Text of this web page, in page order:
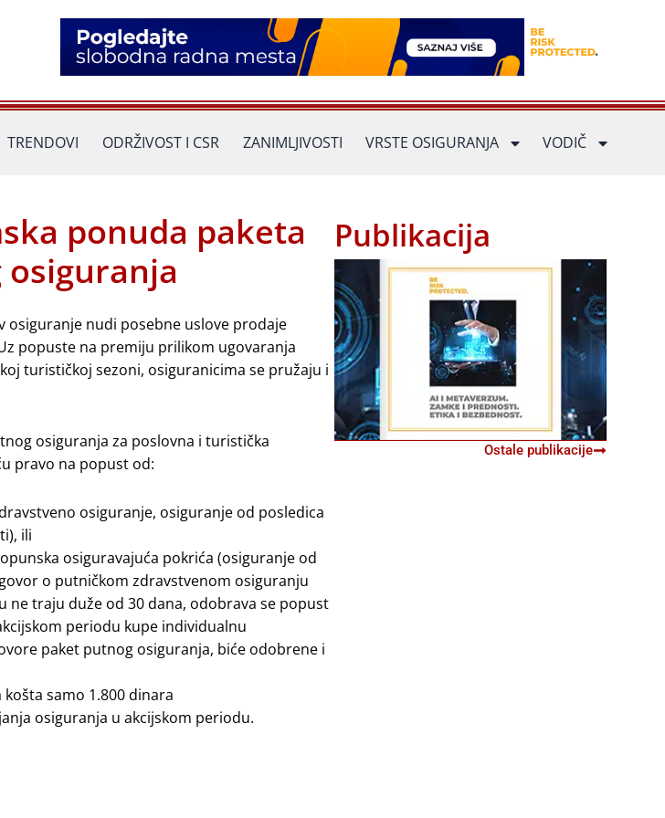
TRENDOVI ODRŽIVOST I CSR ZANIMLJIVOSTI VRSTE OSIGURANJA VODIČ
ponuda paketa
osiguranje nudi posebne uslove prodaje
popuste na premiju prilikom ugovaranja
turističkoj sezoni, osiguranicima se pružaju i
osiguranja za poslovna i turistička
pravo na popust od:
osiguranje, osiguranje od posledica
ili
osiguravajuća pokrića (osiguranje od
o putničkom zdravstvenom osiguranju
traju duže od 30 dana, odobrava se popust
periodu kupe individualnu
paket putnog osiguranja, biće odobrene i
samo 1.800 dinara
osiguranja u akcijskom periodu.
Publikacija
Ostale publikacije